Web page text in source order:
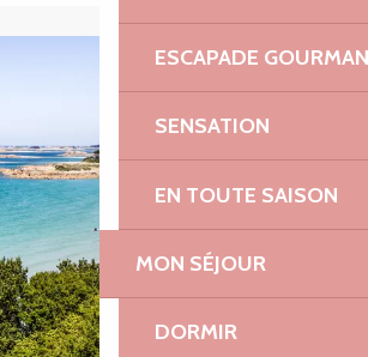
ESCAPADE
SENSATION
EN TOUTE SAISON
MON SÉJOUR
DORMIR